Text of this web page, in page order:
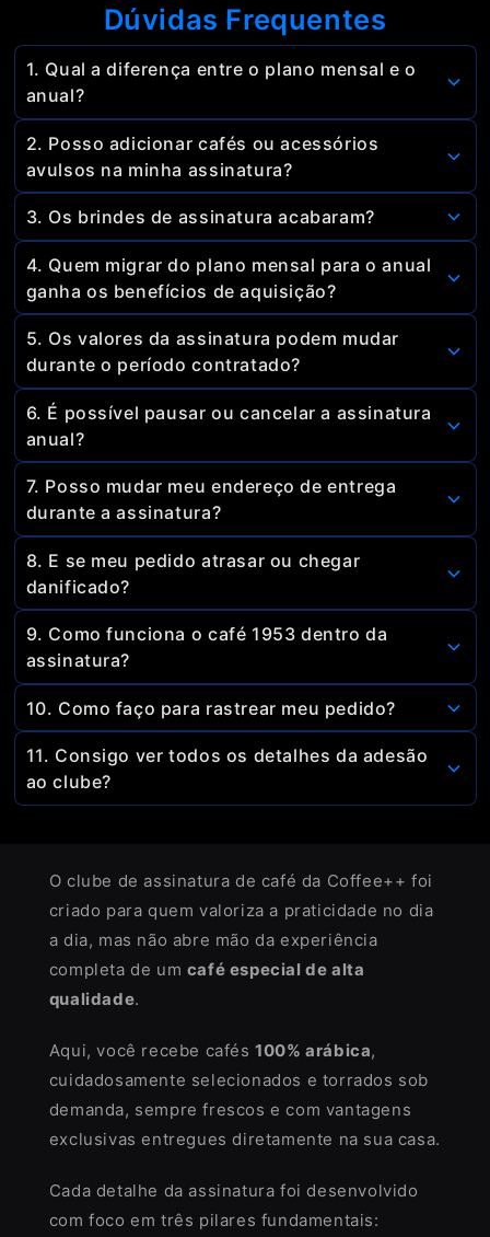
Dúvidas Frequentes
1. Qual a diferença entre o plano mensal e o
anual?
No plano anual você tem até40% de desconto fixo
todos os meses e frete grátis. Já no plano mensal,
o desconto é de 15% OFF e o frete fixo de R$ 7,99.
2. Posso adicionar cafés ou acessórios
avulsos na minha assinatura?
Sim! Você pode comprar de forma avulsa usando o
cupom exclusivo do seu plano. Esse cupom é
enviado todo mês no seu WhatsApp e e-mail.
3. Os brindes de assinatura acabaram?
Sim. Retiramos os brindes para oferecer um
desconto maior e permanente, o que gera mais
vantagem financeira para você.
4. Quem migrar do plano mensal para o anual
ganha os benefícios de aquisição?
Sim. Ao contratar o plano anual você faz uma nova
assinatura e garante todos os benefícios
oferecidos.
5. Os valores da assinatura podem mudar
durante o período contratado?
No plano anual, não. O preço é fixo durante todo o
período. Já no plano mensal, podem ocorrer
reajustes.
6. É possível pausar ou cancelar a assinatura
anual?
Sim. A pausa e o cancelamento deverá ser feito
junto ao nosso canal de atendimento. No caso de
cancelamento, será cobrado um valor de multa, que
será informado no contrato do plano.
7. Posso mudar meu endereço de entrega
durante a assinatura?
Sim, é possível atualizar o endereço cadastrado
normalmente.
8. E se meu pedido atrasar ou chegar
danificado?
Nesses casos, nossa equipe fará o reenvio dos
produtos ou acompanhará com a transportadora até
a entrega.
9. Como funciona o café 1953 dentro da
assinatura?
Ele pode ser incluído antes da contratação do plano.
10. Como faço para rastrear meu pedido?
Todo mês você recebe, junto com sua confirmação,
um link novo de rastreio.
11. Consigo ver todos os detalhes da adesão
ao clube?
O clube de assinatura de café da Coffee++ foi
criado para quem valoriza a praticidade no dia
a dia, mas não abre mão da experiência
completa de um café especial de alta
qualidade.
Aqui, você recebe cafés100% arábica,
cuidadosamente selecionados e torrados sob
demanda, sempre frescos e com vantagens
exclusivas entregues diretamente na sua casa.
Cada detalhe da assinatura foi desenvolvido
com foco em três pilares fundamentais: